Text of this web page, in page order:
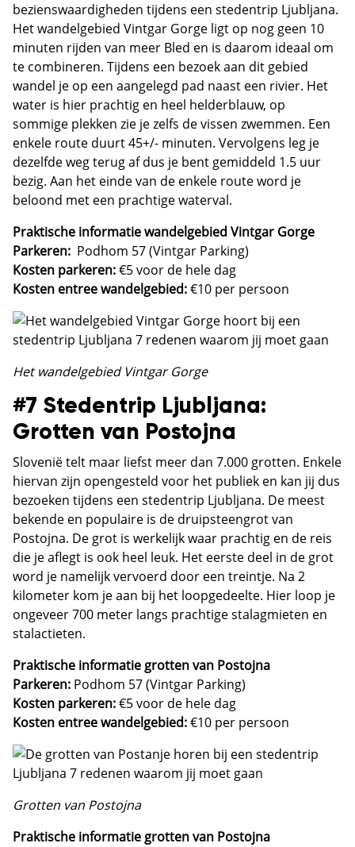
bezienswaardigheden tijdens een stedentrip Ljubljana.
Het wandelgebied Vintgar Gorge ligt op nog geen 10
minuten rijden van meer Bled en is daarom ideaal om
te combineren. Tijdens een bezoek aan dit gebied
wandel je op een aangelegd pad naast een rivier. Het
water is hier prachtig en heel helderblauw, op
sommige plekken zie je zelfs de vissen zwemmen. Een
enkele route duurt 45+/- minuten. Vervolgens leg je
dezelfde weg terug af dus je bent gemiddeld 1.5 uur
bezig. Aan het einde van de enkele route word je
beloond met een prachtige waterval.
Praktische informatie wandelgebied Vintgar Gorge
Parkeren: Podhom 57 (Vintgar Parking)
Kosten parkeren:€5 voor de hele dag
Kosten entree wandelgebied:€10 per persoon
Het wandelgebied Vintgar Gorge
#7 Stedentrip Ljubljana:
Grotten van Postojna
Slovenië telt maar liefst meer dan 7.000 grotten. Enkele
hiervan zijn opengesteld voor het publiek en kan jij dus
bezoeken tijdens een stedentrip Ljubljana. De meest
bekende en populaire is de druipsteengrot van
Postojna. De grot is werkelijk waar prachtig en de reis
die je aflegt is ook heel leuk. Het eerste deel in de grot
word je namelijk vervoerd door een treintje. Na 2
kilometer kom je aan bij het loopgedeelte. Hier loop je
ongeveer 700 meter langs prachtige stalagmieten en
stalactieten.
Praktische informatie grotten van Postojna
Parkeren: Podhom 57 (Vintgar Parking)
Kosten parkeren:€5 voor de hele dag
Kosten entree wandelgebied:€10 per persoon
Grotten van Postojna
Praktische informatie grotten van Postojna